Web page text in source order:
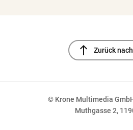
north Zurück
© Krone Multimedia
Muthgasse 2,